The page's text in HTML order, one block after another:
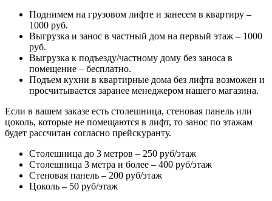
Поднимем на грузовом лифте и занесем в квартиру –
1000 руб.
Выгрузка и занос в частный дом на первый этаж – 1000
руб.
Выгрузка к подъезду/частному дому без заноса в
помещение – бесплатно.
Подъем кухни в квартирные дома без лифта возможен и
просчитывается заранее менеджером нашего магазина.
Если в вашем заказе есть столешница, стеновая панель или
цоколь, которые не помещаются в лифт, то занос по этажам
будет рассчитан согласно прейскуранту.
Столешница до 3 метров – 250 руб/этаж
Столешница 3 метра и более – 400 руб/этаж
Стеновая панель – 200 руб/этаж
Цоколь – 50 руб/этаж